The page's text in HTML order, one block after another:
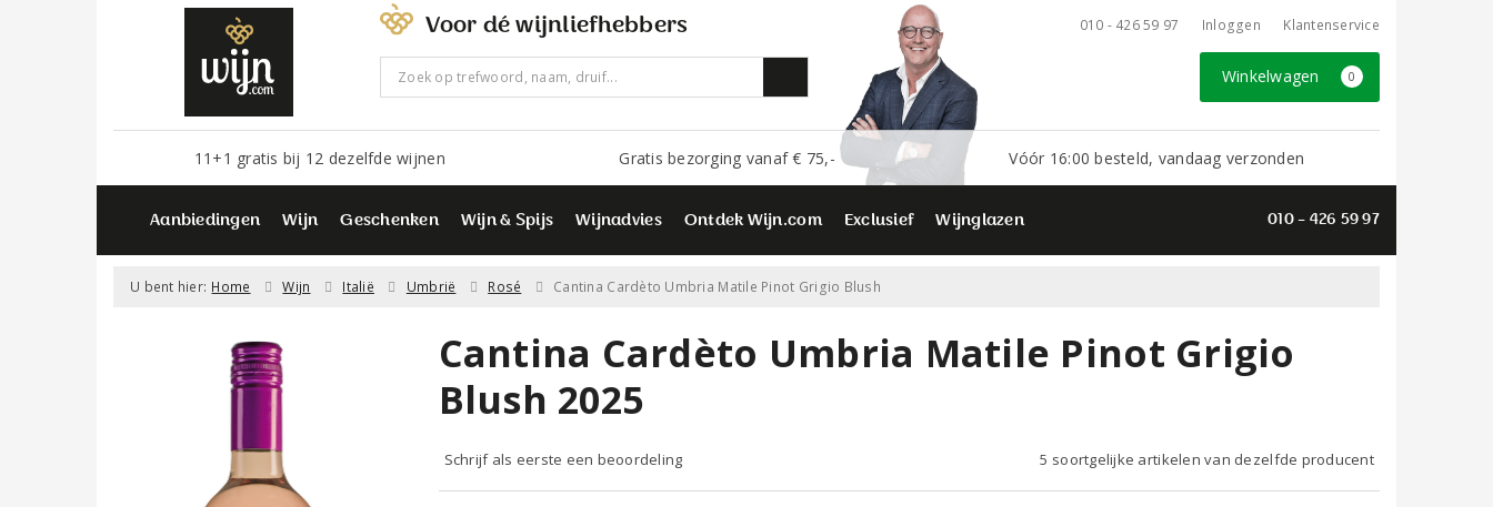
Voor dé wijnliefhebbers 010 - 426 59 97 Inloggen Klantenservice
Winkelwagen 0
11+1 gratis bij 12 dezelfde wijnen Gratis bezorging vanaf € 75,- Vóór 16:00 besteld, vandaag verzonden
Aanbiedingen Wijn Geschenken Wijn & Spijs Wijnadvies Ontdek Wijn.com Exclusief Wijnglazen 010 - 426 59 97
U bent hier: Home Wijn Italië Umbrië Rosé Cantina Cardèto Umbria Matile Pinot Grigio Blush
Cantina Cardèto Umbria Matile Pinot Grigio
Blush 2025
Schrijf als eerste een beoordeling 5 soortgelijke artikelen van dezelfde producent